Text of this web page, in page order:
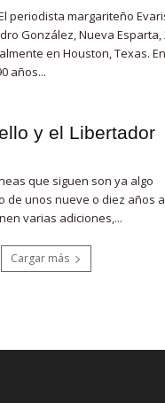
El periodista margariteño
González, Nueva Esparta,
en Houston, Texas. En
años...
y el Libertador
que siguen son ya algo
de unos nueve o diez años
varias adiciones,...
Cargar más